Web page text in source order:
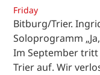
Friday
Bitburg/Trier.
Soloprogramm
Im September
Trier auf. Wir